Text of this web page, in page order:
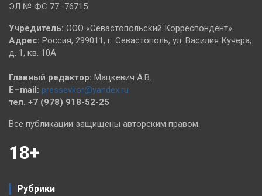
ЭЛ № ФС 77–76715
Учредитель: ООО «Севастопольский Корреспондент».
Адрес: Россия, 299011, г. Севастополь, ул. Василия Кучера,
д. 1, кв. 10А
Главный редактор: Мацкевич А.В.
E–mail: pressevkor@yandex.ru
тел. +7 (978) 918-52-25
Все публикации защищены авторским правом.
18+
Рубрики